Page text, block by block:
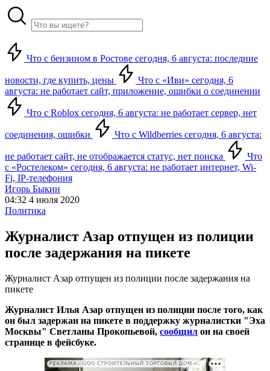
Что с бензином в Ростове сегодня, 6 августа: последние
новости, где купить, цены
Что с «Иви» сегодня, 6
августа: не работает сайт, приложение, ошибки о соединении
Что с Roblox сегодня, 6 августа: не работает сервер, нет
соединения, ошибки Что с Wildberries сегодня, 6 августа:
не работает сайт, не отображается статус, нет поиска
Что
с «Ростелеком» сегодня, 6 августа: не работает интернет, Wi-
Fi, IP-телефония
Игорь Быкин
04:32 4 июля 2020
Политика
Журналист Азар отпущен из полиции
после задержания на пикете
Журналист Азар отпущен из полиции после задержания на
пикете
Журналист Илья Азар отпущен из полиции после того, как
он был задержан на пикете в поддержку журналистки "Эха
Москвы" Светланы Прокопьевой, сообщил он на своей
странице в фейсбуке.
РЕКЛАМА • ООО СТРОИТЕЛЬНЫЙ ТОРГОВЫЙ ДОМ «ПЕТРОВИЧ». ИНН: 7802348846